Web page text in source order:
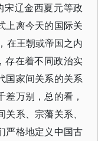
宋辽金西夏元等政
上离今天的国际关
在王朝或帝国之内
存在着不同政治实
国家间关系的关系
万别，总的看，
系、宗藩关系、
严格地定义中国古